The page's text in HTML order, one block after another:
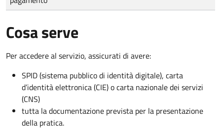
Cosa serve
Per accedere al servizio, assicurati di avere:
SPID (sistema pubblico di identità digitale), carta
d’identità elettronica (CIE) o carta nazionale dei servizi
(CNS)
tutta la documentazione prevista per la presentazione
della pratica.